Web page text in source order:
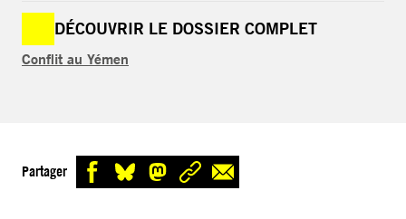
DÉCOUVRIR LE DOSSIER COMPLET
Conflit au Yémen
Partager